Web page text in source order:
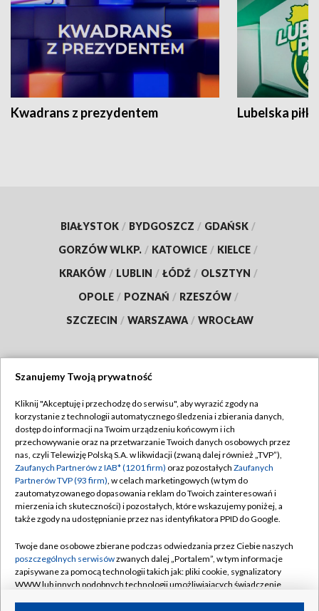
Kwadrans z prezydentem Lubelska piłka
BIAŁYSTOK / BYDGOSZCZ / GDAŃSK /
GORZÓW WLKP. / KATOWICE / KIELCE /
KRAKÓW / LUBLIN / ŁÓDŹ / OLSZTYN /
OPOLE / POZNAŃ / RZESZÓW /
SZCZECIN / WARSZAWA / WROCŁAW
TVP
Abonament TVP
Emisja w TVP
Centrum informacji TVP
Naziemna Telewizja Cyfrowa
Rada Programowa
System NOS
Informacje o nadawcy
Regulamin TVP
Polityka prywatności
Moje zgody
Pomoc
Kontakt
Kanały
Szanujemy Twoją prywatność
Kliknij "Akceptuję i przechodzę do serwisu", aby wyrazić zgody na
korzystanie z technologii automatycznego śledzenia i zbierania danych,
dostęp do informacji na Twoim urządzeniu końcowym i ich
przechowywanie oraz na przetwarzanie Twoich danych osobowych przez
nas, czyli Telewizję Polską S.A. w likwidacji (zwaną dalej również „TVP”),
Zaufanych Partnerów z IAB* (1201 firm) oraz pozostałych Zaufanych
Partnerów TVP (93 firm), w celach marketingowych (w tym do
zautomatyzowanego dopasowania reklam do Twoich zainteresowań i
mierzenia ich skuteczności) i pozostałych, które wskazujemy poniżej, a
także zgody na udostępnianie przez nas identyfikatora PPID do Google.
Twoje dane osobowe zbierane podczas odwiedzania przez Ciebie naszych
poszczególnych serwisówzwanych dalej „Portalem”, w tym informacje
zapisywane za pomocą technologii takich jak: pliki cookie, sygnalizatory
WWW lub innych podobnych technologii umożliwiających świadczenie